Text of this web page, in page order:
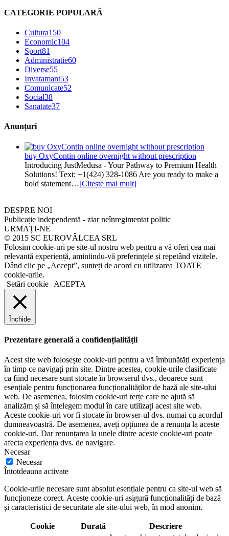
CATEGORIE POPULARĂ
Cultura150
Economic104
Sport81
Administratie60
Diverse55
Invatamant53
Comunicate52
Social38
Sanatate37
Anunțuri
buy OxyContin online overnight without prescription
Introducing JustMedusa - Your Pathway to Premium Health
Solutions! Text: +1(424) 328-1086 Are you ready to make a
bold statement…[Citește mai mult]
DESPRE NOI
Publicație independentă - ziar neînregimentat politic
URMAȚI-NE
© 2015 SC EUROVÂLCEA SRL
Folosim cookie-uri pe site-ul nostru web pentru a vă oferi cea mai
relevantă experiență, amintindu-vă preferințele și repetând vizitele.
Dând clic pe „Accept”, sunteți de acord cu utilizarea TOATE
cookie-urile.
Setări cookie
ACEPTA
Închide
Prezentare generală a confidențialității
Acest site web folosește cookie-uri pentru a vă îmbunătăți experiența
în timp ce navigați prin site. Dintre acestea, cookie-urile clasificate
ca fiind necesare sunt stocate în browserul dvs., deoarece sunt
esențiale pentru funcționarea funcționalităților de bază ale site-ului
web. De asemenea, folosim cookie-uri terțe care ne ajută să
analizăm și să înțelegem modul în care utilizați acest site web.
Aceste cookie-uri vor fi stocate în browser-ul dvs. numai cu acordul
dumneavoastră. De asemenea, aveți opțiunea de a renunța la aceste
cookie-uri. Dar renunțarea la unele dintre aceste cookie-uri poate
afecta experiența dvs. de navigare.
Necesar
Necesar
Întotdeauna activate
Cookie-urile necesare sunt absolut esențiale pentru ca site-ul web să
funcționeze corect. Aceste cookie-uri asigură funcționalități de bază
și caracteristici de securitate ale site-ului web, în mod anonim.
Cookie Durată Descriere